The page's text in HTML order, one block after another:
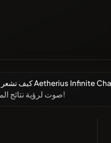
صوت لرؤية نتائج المجتمع!